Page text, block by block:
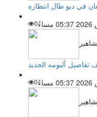
في ديو طال انتظاره
0
ألبومه الجديد
0